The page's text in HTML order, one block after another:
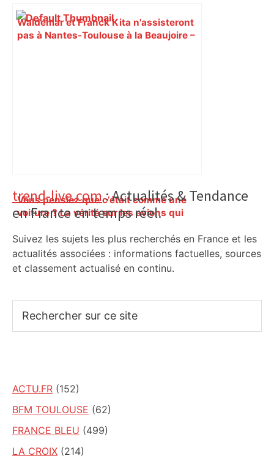
Waldemar et Franck Kita n'assisteront
pas à Nantes-Toulouse à la Beaujoire –
Vous pensiez que c’était comme une
voiture ? La vérité sur les avions qui
Primary
Sidebar
trend-live.com: Actualités & Tendance
en France en temps réel.
Suivez les sujets les plus recherchés en France et les
actualités associées : informations factuelles, sources
et classement actualisé en continu.
sur
ACTU.FR (152)
BFM TOULOUSE (62)
FRANCE BLEU (499)
LA CROIX (214)